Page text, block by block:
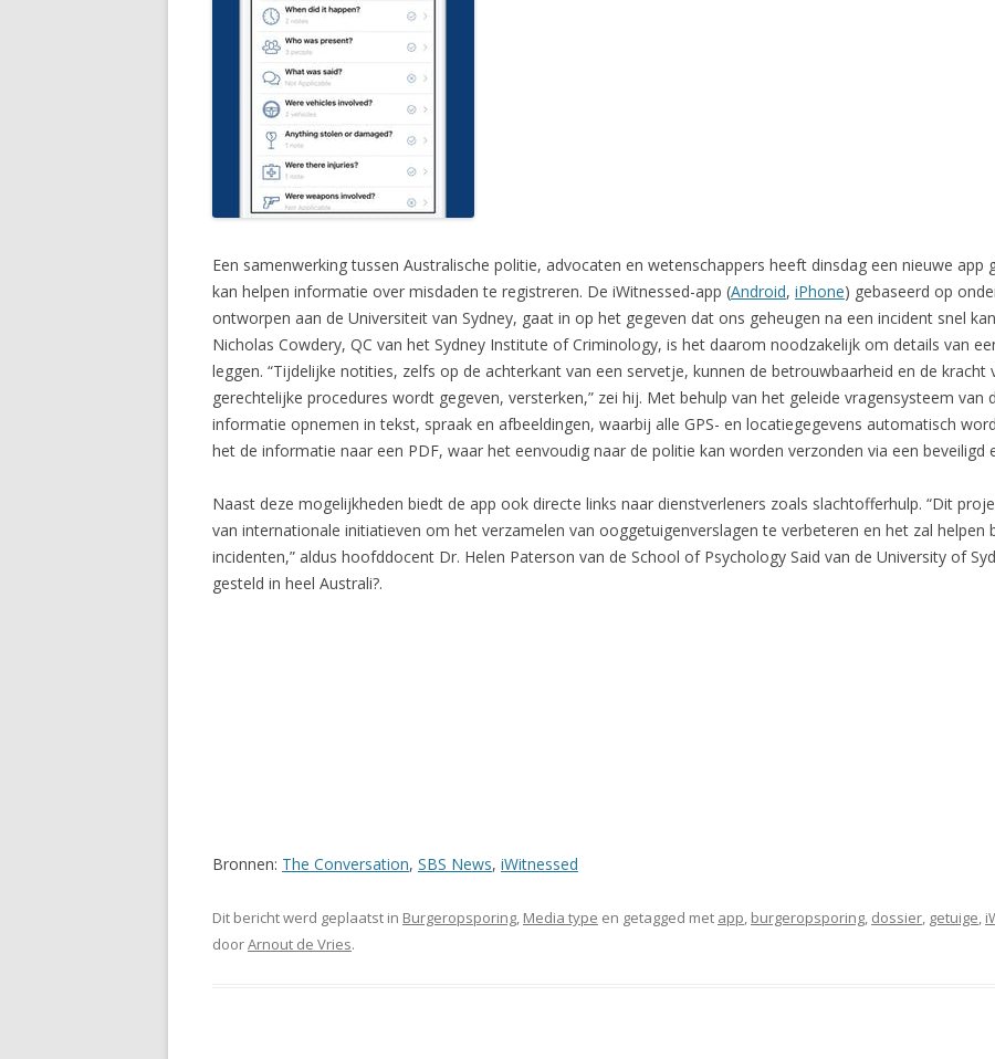
Een samenwerking tussen Australische politie, advocaten en wetenschappers heeft dinsdag een nieuwe app
kan helpen informatie over misdaden te registreren. De iWitnessed-app (Android, iPhone) gebaseerd op
ontworpen aan de Universiteit van Sydney, gaat in op het gegeven dat ons geheugen na een incident snel
Nicholas Cowdery, QC van het Sydney Institute of Criminology, is het daarom noodzakelijk om details van
leggen. “Tijdelijke notities, zelfs op de achterkant van een servetje, kunnen de betrouwbaarheid en de
gerechtelijke procedures wordt gegeven, versterken,” zei hij. Met behulp van het geleide vragensysteem van
informatie opnemen in tekst, spraak en afbeeldingen, waarbij alle GPS- en locatiegegevens automatisch
het de informatie naar een PDF, waar het eenvoudig naar de politie kan worden verzonden via een beveiligd
Naast deze mogelijkheden biedt de app ook directe links naar dienstverleners zoals slachtofferhulp. “Dit
van internationale initiatieven om het verzamelen van ooggetuigenverslagen te verbeteren en het zal helpen
incidenten,” aldus hoofddocent Dr. Helen Paterson van de School of Psychology Said van de University of
gesteld in heel Australi?.
Bronnen: The Conversation, SBS News, iWitnessed
Dit bericht werd geplaatst in Burgeropsporing, Media type en getagged met app, burgeropsporing, dossier, getuige,
doorArnout de Vries.